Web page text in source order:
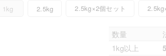
1kg 2.5kg 2.5kg×2個セット
数量
1kg以上